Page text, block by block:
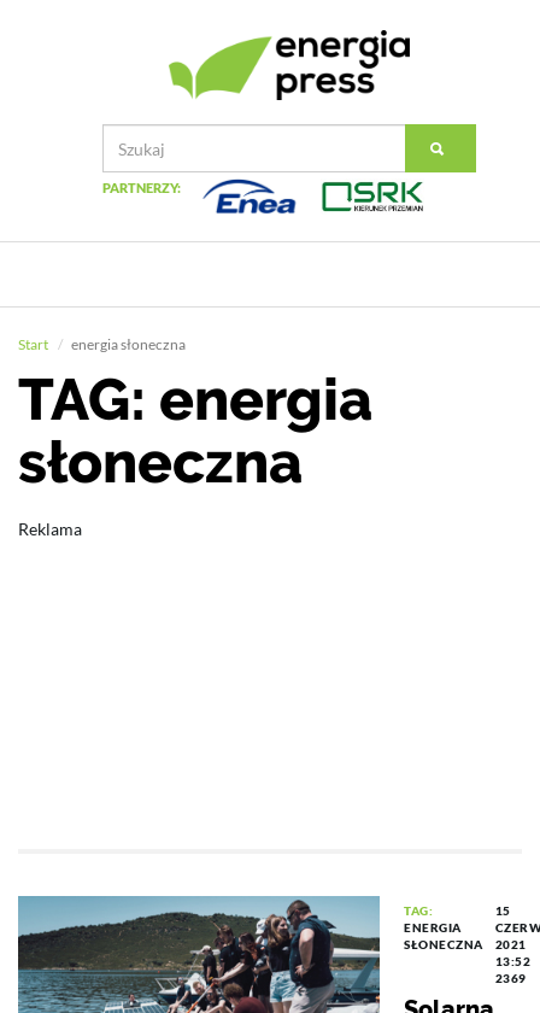
PARTNERZY:
Start energia słoneczna
TAG: energia
słoneczna
Reklama
TAG:
ENERGIA
SŁONECZNA
15
2021
13:52
2369